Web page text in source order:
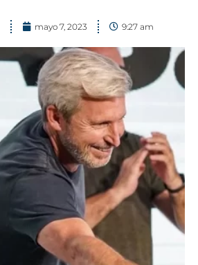
mayo 7, 2023 9:27 am